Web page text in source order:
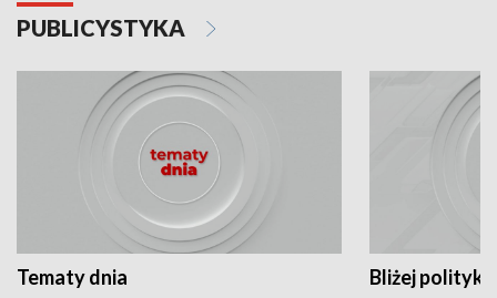
PUBLICYSTYKA
Tematy dnia Bliżej polityki